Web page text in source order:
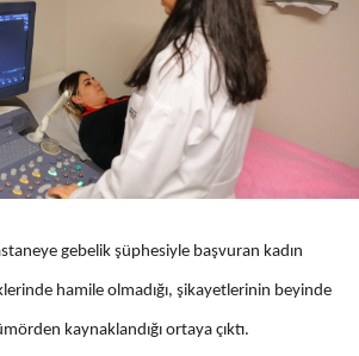
gebelik şüphesiyle başvuran kadın
hamile olmadığı, şikayetlerinin beyinde
kaynaklandığı ortaya çıktı.